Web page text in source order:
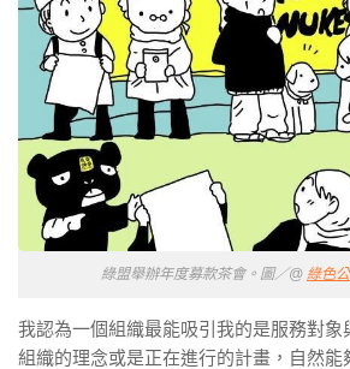
綠盟舉辦年度募款茶會。圖／@ 綠色
我認為一個組織最能吸引我的是服務對象
組織的理念或是正在進行的計畫，自然能